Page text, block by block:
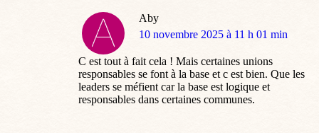
Aby
dit
10 novembre 2025 à 11 h 01 min
C est tout à fait cela ! Mais certaines unions
responsables se font à la base et c est bien. Que les
leaders se méfient car la base est logique et
responsables dans certaines communes.